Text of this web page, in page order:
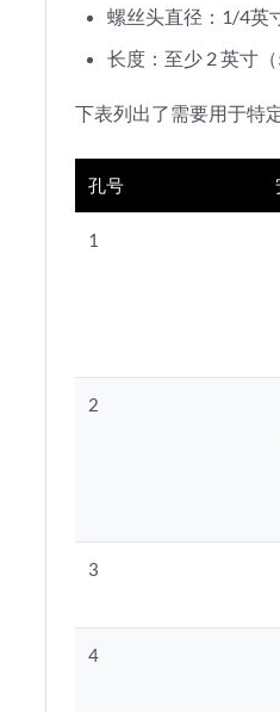
螺丝头直径：1/4英
长度：至少 2 英寸（
下表列出了需要用于特
孔号
1
2
3
4